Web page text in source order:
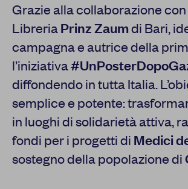
Grazie alla collaborazione
LibreriaPrinz Zaumdi Bari,
campagna e autrice della
l’iniziativa
diffondendo in tutta Italia.
semplice e potente:
in luoghi di solidarietà attiva,
fondi per i progetti di Medici
sostegno della popolazione di